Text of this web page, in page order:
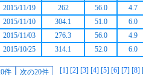
2015/11/19 262 56.0
4.7
2015/11/10 304.1 51.0
6.0
2015/11/03 276.3 56.0
4.9
2015/10/25 314.1 52.0 6.0
[1] [2] [3] [4] [5] [6] [7] [8]